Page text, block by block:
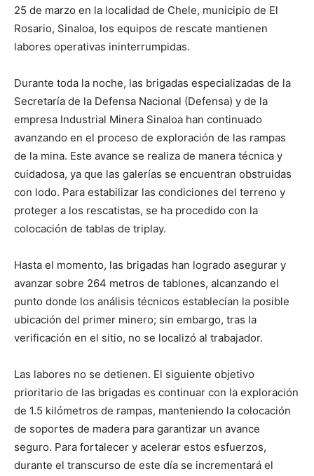
25 de marzo en la localidad de Chele, municipio de El
Rosario, Sinaloa, los equipos de rescate mantienen
labores operativas ininterrumpidas.
Durante toda la noche, las brigadas especializadas de la
Secretaría de la Defensa Nacional (Defensa) y de la
empresa Industrial Minera Sinaloa han continuado
avanzando en el proceso de exploración de las rampas
de la mina. Este avance se realiza de manera técnica y
cuidadosa, ya que las galerías se encuentran obstruidas
con lodo. Para estabilizar las condiciones del terreno y
proteger a los rescatistas, se ha procedido con la
colocación de tablas de triplay.
Hasta el momento, las brigadas han logrado asegurar y
avanzar sobre 264 metros de tablones, alcanzando el
punto donde los análisis técnicos establecían la posible
ubicación del primer minero; sin embargo, tras la
verificación en el sitio, no se localizó al trabajador.
Las labores no se detienen. El siguiente objetivo
prioritario de las brigadas es continuar con la exploración
de 1.5 kilómetros de rampas, manteniendo la colocación
de soportes de madera para garantizar un avance
seguro. Para fortalecer y acelerar estos esfuerzos,
durante el transcurso de este día se incrementará el